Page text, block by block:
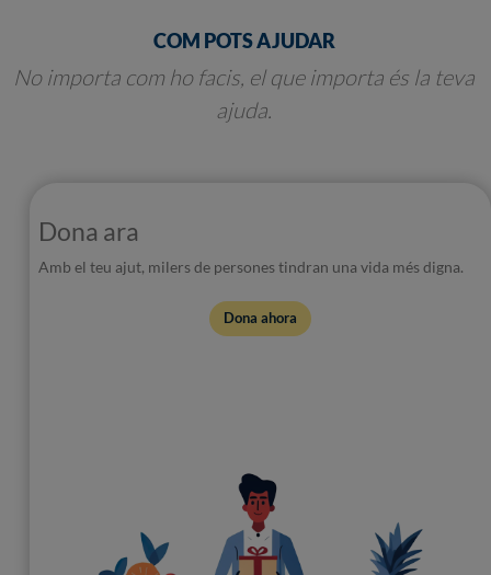
COM POTS AJUDAR
No importa com ho facis, el que importa és la teva
ajuda.
Dona ara
Amb el teu ajut, milers de persones tindran una vida més digna.
Dona ahora